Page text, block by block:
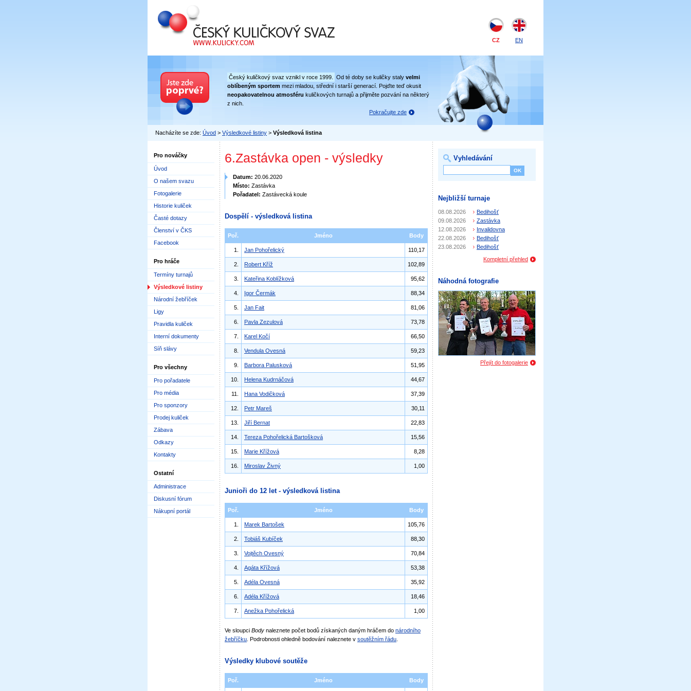
Český kuličkový svaz
CZ EN
Český kuličkový svaz vznikl v roce 1999. Od té doby se kuličky staly velmi
oblíbeným sportem mezi mladou, střední i starší generací. Pojďte teď okusit
neopakovatelnou atmosféru kuličkových turnajů a přijměte pozvání na některý
z nich.
Pokračujte zde
Nacházíte se zde: Úvod > Výsledkové listiny > Výsledková listina
Pro nováčky
Úvod
O našem svazu
Fotogalerie
Historie kuliček
Časté dotazy
Členství v ČKS
Facebook
Pro hráče
Termíny turnajů
Výsledkové listiny
Národní žebříček
Ligy
Pravidla kuliček
Interní dokumenty
Síň slávy
Pro všechny
Pro pořadatele
Pro média
Pro sponzory
Prodej kuliček
Zábava
Odkazy
Kontakty
Ostatní
Administrace
Diskusní fórum
Nákupní portál
6.Zastávka open - výsledky
Datum: 20.06.2020
Místo: Zastávka
Pořadatel: Zastávecká koule
Dospělí - výsledková listina
Poř. Jméno Body
1. Jan Pohořelický 110,17
2. Robert Kříž 102,89
3. Kateřina Koblížková 95,62
4. Igor Čermák 88,34
5. Jan Fait 81,06
6. Pavla Zezulová 73,78
7. Karel Kočí 66,50
8. Vendula Ovesná 59,23
9. Barbora Palusková 51,95
10. Helena Kudrnáčová 44,67
11. Hana Vodičková 37,39
12. Petr Mareš 30,11
13. Jiří Bernat 22,83
14. Tereza Pohořelická Bartošková 15,56
15. Marie Křížová 8,28
16. Miroslav Živný 1,00
Junioři do 12 let - výsledková listina
Poř. Jméno Body
1. Marek Bartošek 105,76
2. Tobiáš Kubíček 88,30
3. Vojtěch Ovesný 70,84
4. Agáta Křížová 53,38
5. Adéla Ovesná 35,92
6. Adéla Křížová 18,46
7. Anežka Pohořelická 1,00
Ve sloupci Body naleznete počet bodů získaných daným hráčem do národního
žebříčku . Podrobnosti ohledně bodování naleznete v soutěžním řádu
Výsledky klubové soutěže
Poř. Jméno Body
Vyhledávání
Nejbližší turnaje
08.08.2026
Bedihošť
09.08.2026
Zastávka
12.08.2026
Invalidovna
22.08.2026
Bedihošť
23.08.2026
Bedihošť
Kompletní přehled
Náhodná fotografie
Přejít do fotogalerie